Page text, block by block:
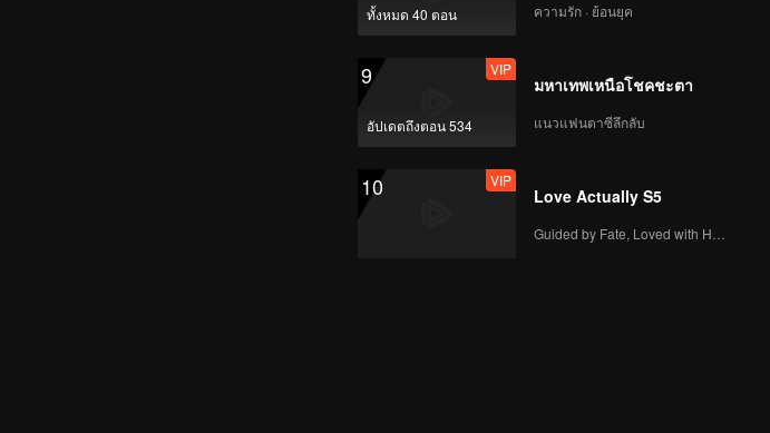
ทั้งหมด 40 ตอน ความรัก · ย้อนยุค
9
อัปเดตถึงตอน 534
VIP
มหาเทพเหนือโชคชะตา
แนวแฟนตาซีลึกลับ
10 VIP
Love Actually S5